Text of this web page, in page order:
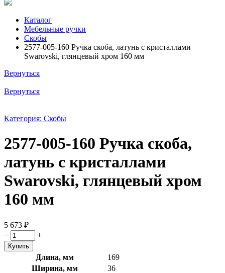
Каталог
Мебельные ручки
Скобы
2577-005-160 Ручка скоба, латунь с кристаллами
Swarovski, глянцевый хром 160 мм
Вернуться
Вернуться
Категория: Скобы
2577-005-160 Ручка скоба,
латунь с кристаллами
Swarovski, глянцевый хром
160 мм
5 673 ₽
−
+
Длина, мм
169
Ширина, мм
36